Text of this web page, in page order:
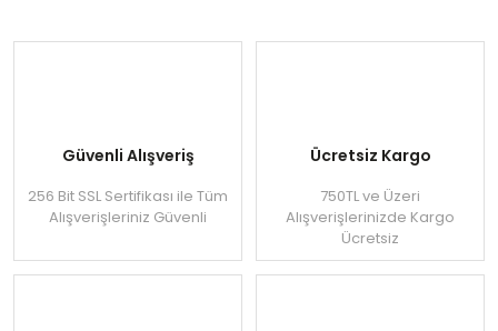
Güvenli Alışveriş
256 Bit SSL Sertifikası ile Tüm
Alışverişleriniz Güvenli
Ücretsiz Kargo
750TL ve Üzeri
Alışverişlerinizde Kargo
Ücretsiz